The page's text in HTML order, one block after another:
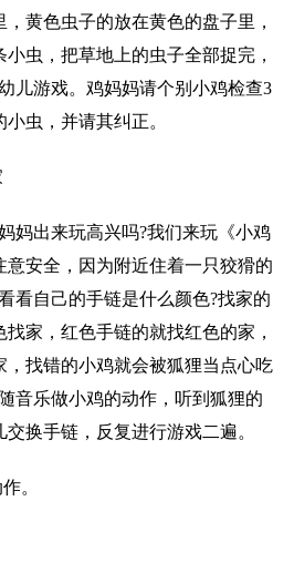
黄色虫子的放在黄色的盘子里，
虫，把草地上的虫子全部捉完，
儿游戏。鸡妈妈请个别小鸡检查3
虫，并请其纠正。
出来玩高兴吗?我们来玩《小鸡
安全，因为附近住着一只狡猾的
看自己的手链是什么颜色?找家的
家，红色手链的就找红色的家，
，找错的小鸡就会被狐狸当点心吃
音乐做小鸡的动作，听到狐狸的
换手链，反复进行游戏二遍。
。